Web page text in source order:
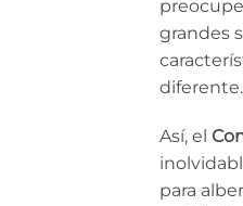
grandes
diferente.
Así, el
para